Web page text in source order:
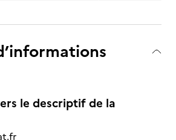
le descriptif de la